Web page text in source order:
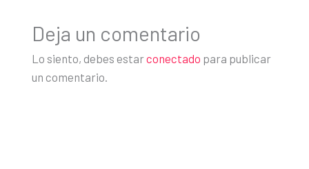
Deja un comentario
Lo siento, debes estarconectado para publicar
un comentario.